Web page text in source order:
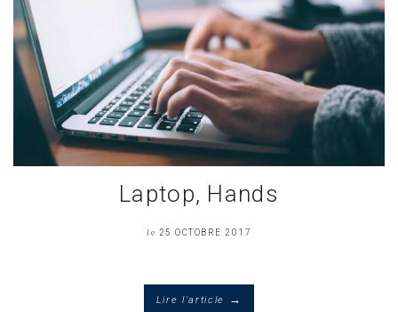
Laptop, Hands
le 25 OCTOBRE 2017
Lire l'article →